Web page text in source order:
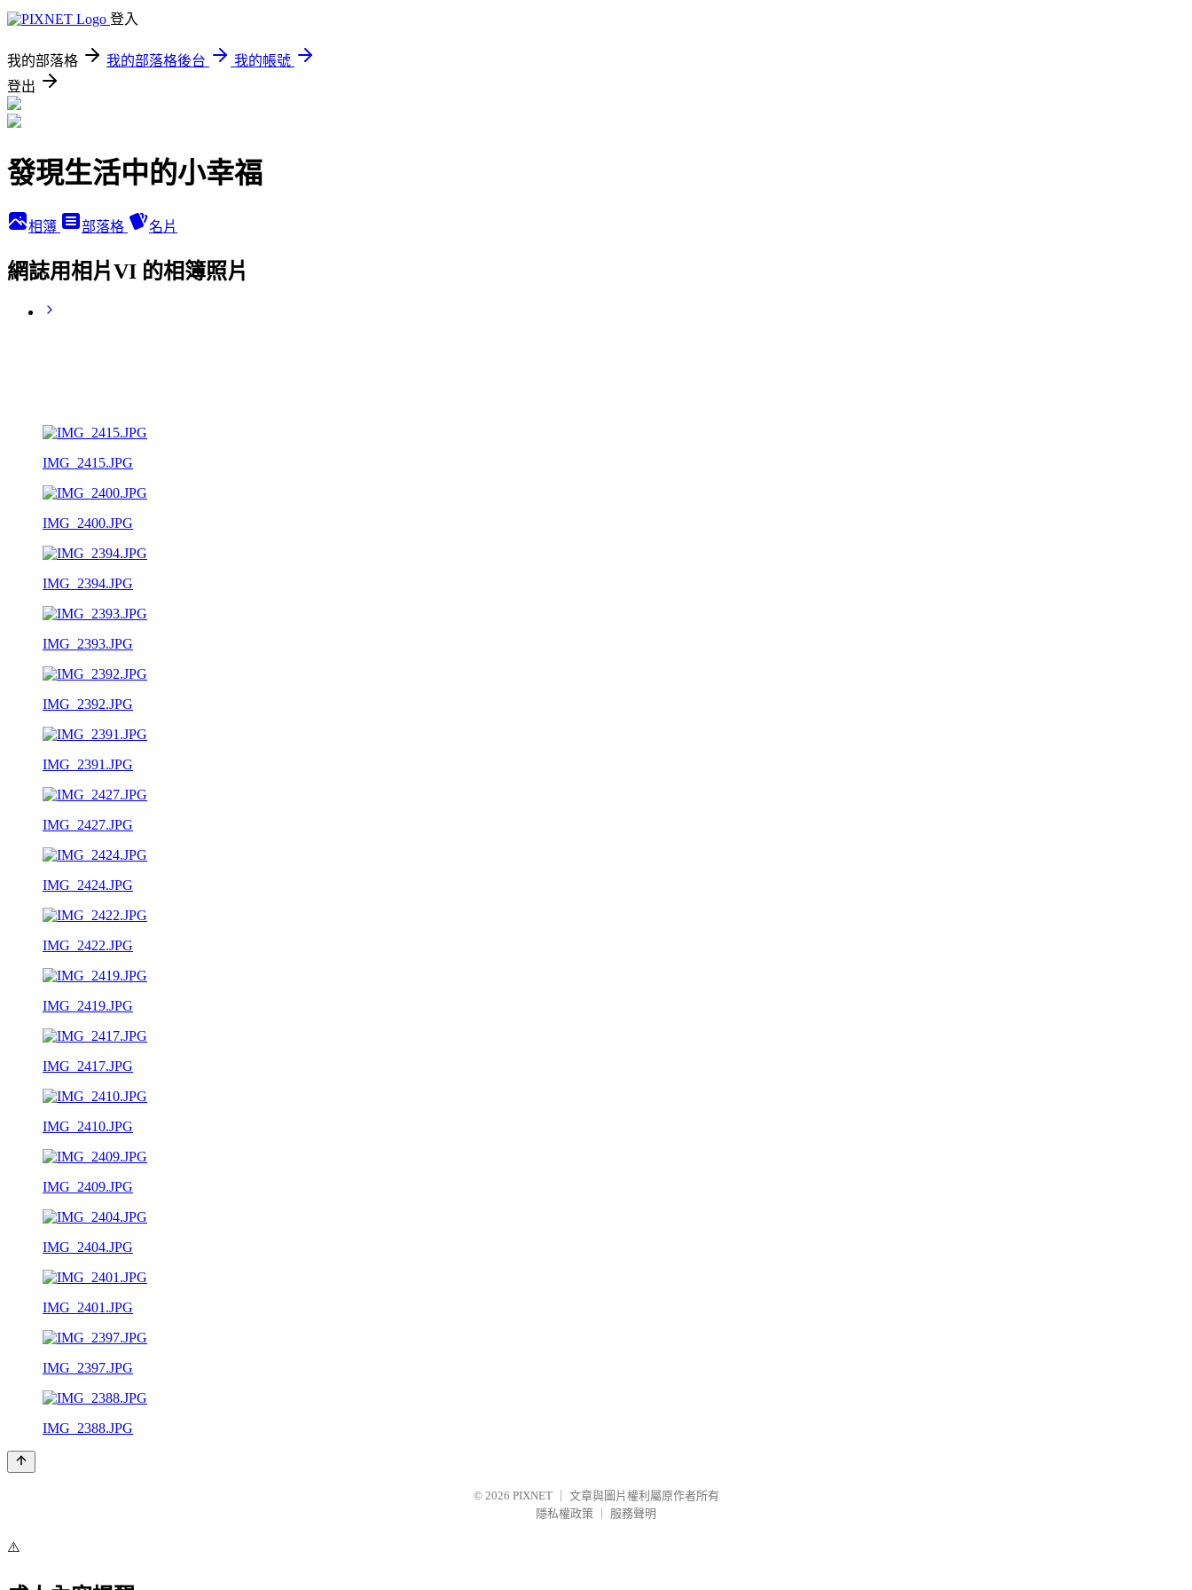
登入
我的部落格 我的部落格後台
我的帳號
登出
發現生活中的小幸福
相簿 部落格 名片
網誌用相片VI 的相簿照片
IMG_2415.JPG
IMG_2400.JPG
IMG_2394.JPG
IMG_2393.JPG
IMG_2392.JPG
IMG_2391.JPG
IMG_2427.JPG
IMG_2424.JPG
IMG_2422.JPG
IMG_2419.JPG
IMG_2417.JPG
IMG_2410.JPG
IMG_2409.JPG
IMG_2404.JPG
IMG_2401.JPG
IMG_2397.JPG
IMG_2388.JPG
© 2026 PIXNET
文章與圖片權利屬原作者所有
隱私權政策
服務聲明
⚠️